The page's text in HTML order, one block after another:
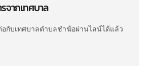
จากเทศบาล
กับเทศบาลตำบลชำฆ้อผ่านไลน์ได้แล้ว